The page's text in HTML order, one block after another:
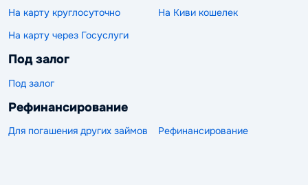
На карту круглосуточно
На Киви кошелек
На карту через Госуслуги
Под залог
Под залог
Рефинансирование
Для погашения других займов Рефинансирование